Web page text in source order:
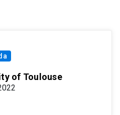
of Toulouse